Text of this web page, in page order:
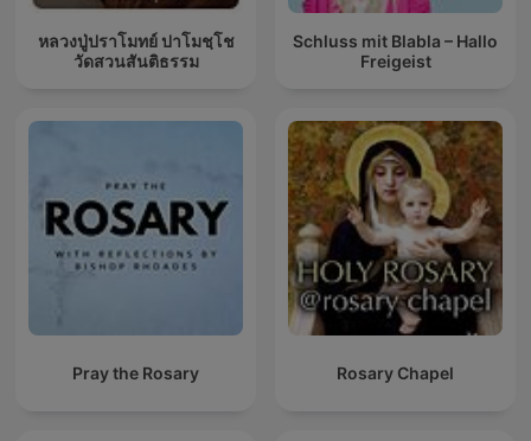
หลวงปู่ปราโมทย์ ปาโมชฺโช
วัดสวนสันติธรรม
Schluss mit Blabla – Hallo
Freigeist
Pray the Rosary Rosary Chapel